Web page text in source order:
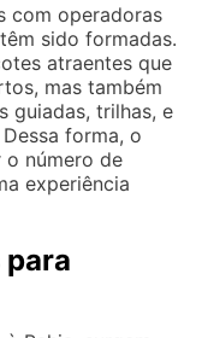
com operadoras
sido formadas.
atraentes que
mas também
guiadas, trilhas, e
forma, o
o número de
experiência
para